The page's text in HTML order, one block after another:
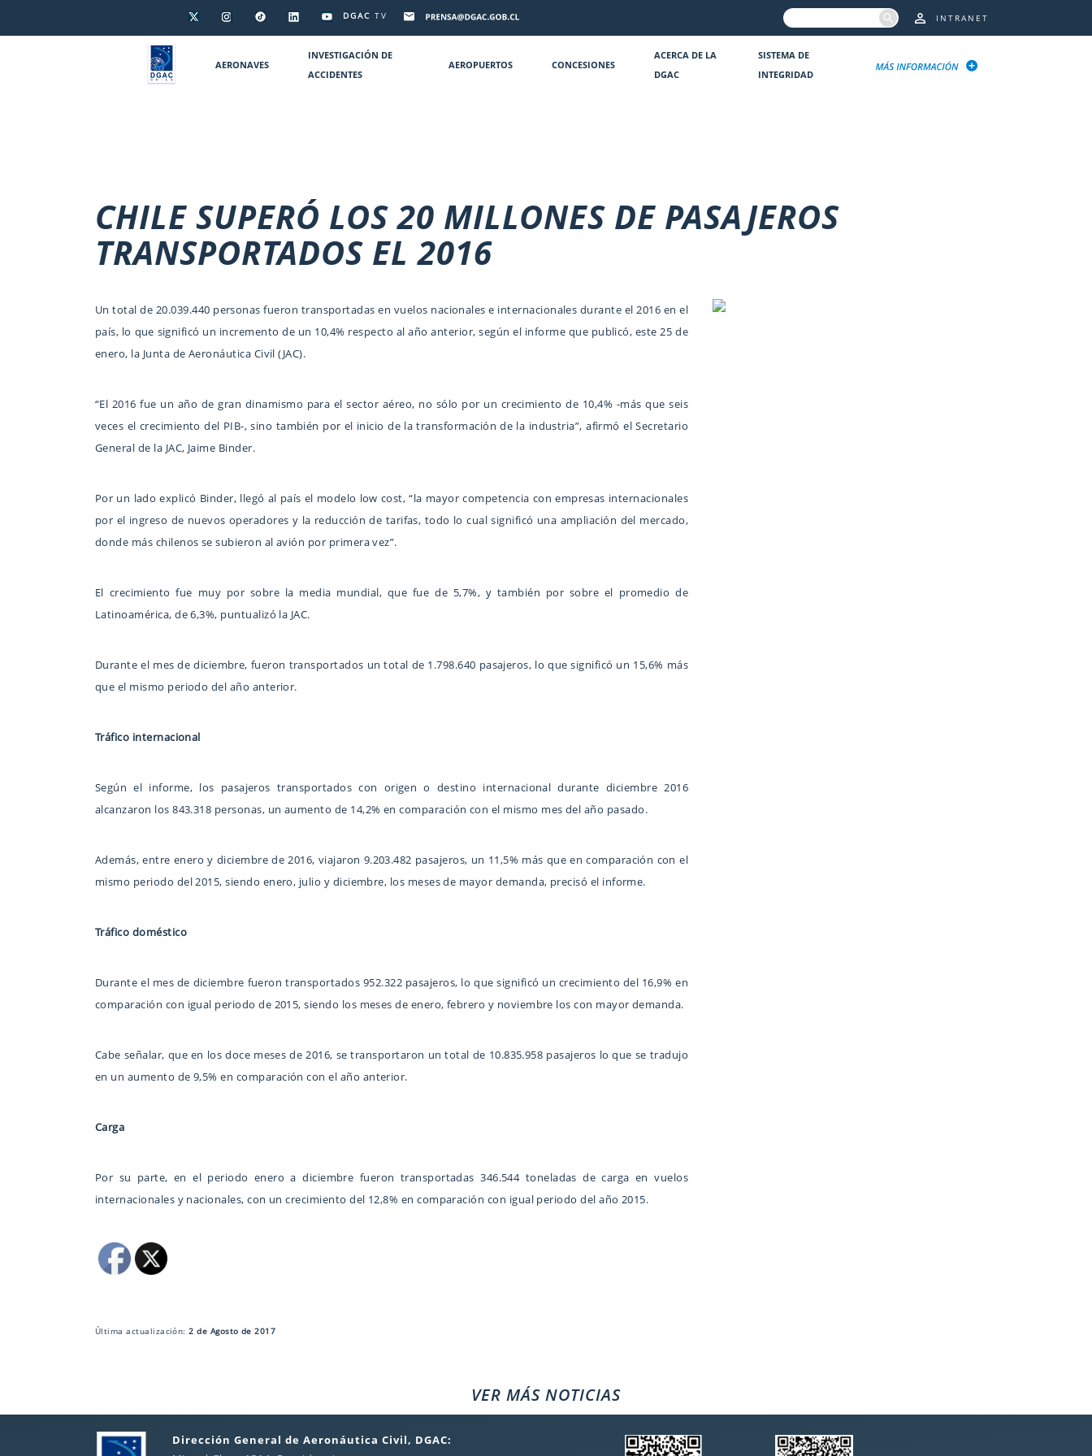
DGAC TV INTRANET
AERONAVES
INVESTIGACIÓN DE
ACCIDENTES
AEROPUERTOS CONCESIONES
ACERCA DE LA
DGAC
SISTEMA DE
INTEGRIDAD
CHILE SUPERÓ LOS 20 MILLONES DE PASAJEROS
TRANSPORTADOS EL 2016
Un total de 20.039.440 personas fueron transportadas en vuelos nacionales e internacionales durante el 2016 en el
país, lo que significó un incremento de un 10,4% respecto al año anterior, según el informe que publicó, este 25 de
enero, la Junta de Aeronáutica Civil (JAC).
“El 2016 fue un año de gran dinamismo para el sector aéreo, no sólo por un crecimiento de 10,4% -más que seis
veces el crecimiento del PIB-, sino también por el inicio de la transformación de la industria”, afirmó el Secretario
General de la JAC, Jaime Binder.
Por un lado explicó Binder, llegó al país el modelo low cost, “la mayor competencia con empresas internacionales
por el ingreso de nuevos operadores y la reducción de tarifas, todo lo cual significó una ampliación del mercado,
donde más chilenos se subieron al avión por primera vez”.
El crecimiento fue muy por sobre la media mundial, que fue de 5,7%, y también por sobre el promedio de
Latinoamérica, de 6,3%, puntualizó la JAC.
Durante el mes de diciembre, fueron transportados un total de 1.798.640 pasajeros, lo que significó un 15,6% más
que el mismo periodo del año anterior.
Tráfico internacional
Según el informe, los pasajeros transportados con origen o destino internacional durante diciembre 2016
alcanzaron los 843.318 personas, un aumento de 14,2% en comparación con el mismo mes del año pasado.
Además, entre enero y diciembre de 2016, viajaron 9.203.482 pasajeros, un 11,5% más que en comparación con el
mismo periodo del 2015, siendo enero, julio y diciembre, los meses de mayor demanda, precisó el informe.
Tráfico doméstico
Durante el mes de diciembre fueron transportados 952.322 pasajeros, lo que significó un crecimiento del 16,9% en
comparación con igual periodo de 2015, siendo los meses de enero, febrero y noviembre los con mayor demanda.
Cabe señalar, que en los doce meses de 2016, se transportaron un total de 10.835.958 pasajeros lo que se tradujo
en un aumento de 9,5% en comparación con el año anterior.
Carga
Por su parte, en el periodo enero a diciembre fueron transportadas 346.544 toneladas de carga en vuelos
internacionales y nacionales, con un crecimiento del 12,8% en comparación con igual periodo del año 2015.
Última actualización:2 de Agosto de 2017
VER MÁS NOTICIAS
Dirección General de Aeronáutica Civil, DGAC: